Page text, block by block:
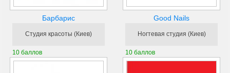
Барбарис
Студия красоты (Киев)
10 баллов
Good Nails
Ногтевая студия (Киев)
10 баллов